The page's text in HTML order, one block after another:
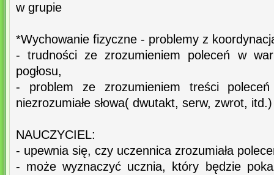
w grupie
*Wychowanie fizyczne - problemy z
- trudności ze zrozumieniem poleceń w
pogłosu,
- problem ze zrozumieniem treści
niezrozumiałe słowa( dwutakt, serw, zwrot, itd.)
NAUCZYCIEL:
- upewnia się, czy uczennica zrozumiała
- może wyznaczyć ucznia, który będzie